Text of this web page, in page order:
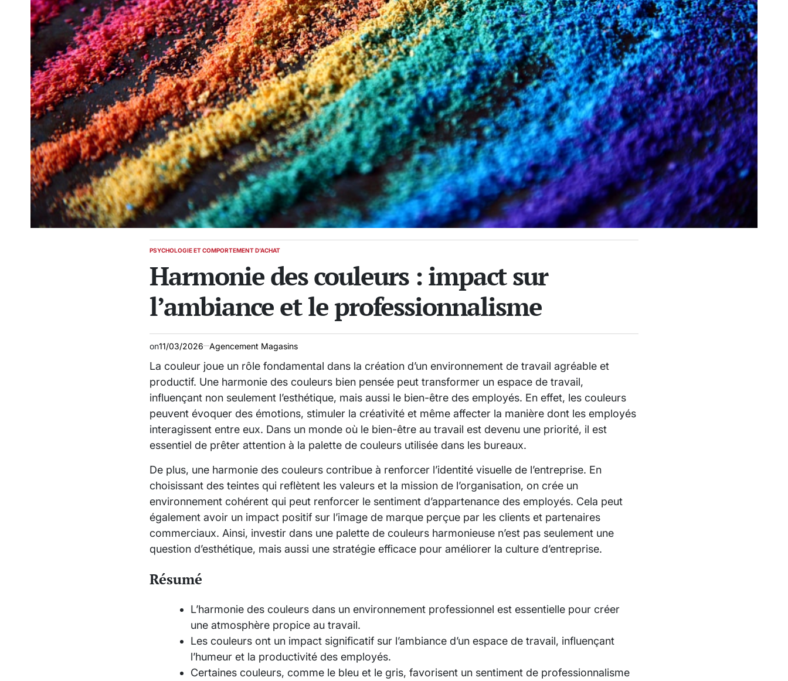
POSTED
PSYCHOLOGIE ET COMPORTEMENT D’ACHAT
Harmonie des couleurs : impact sur
l’ambiance et le professionnalisme
on11/03/2026 Agencement Magasins
La couleur joue un rôle fondamental dans la création d’un environnement de travail agréable et
productif. Une harmonie des couleurs bien pensée peut transformer un espace de travail,
influençant non seulement l’esthétique, mais aussi le bien-être des employés. En effet, les couleurs
peuvent évoquer des émotions, stimuler la créativité et même affecter la manière dont les employés
interagissent entre eux. Dans un monde où le bien-être au travail est devenu une priorité, il est
essentiel de prêter attention à la palette de couleurs utilisée dans les bureaux.
De plus, une harmonie des couleurs contribue à renforcer l’identité visuelle de l’entreprise. En
choisissant des teintes qui reflètent les valeurs et la mission de l’organisation, on crée un
environnement cohérent qui peut renforcer le sentiment d’appartenance des employés. Cela peut
également avoir un impact positif sur l’image de marque perçue par les clients et partenaires
commerciaux. Ainsi, investir dans une palette de couleurs harmonieuse n’est pas seulement une
question d’esthétique, mais aussi une stratégie efficace pour améliorer la culture d’entreprise.
Résumé
L’harmonie des couleurs dans un environnement professionnel est essentielle pour créer
une atmosphère propice au travail.
Les couleurs ont un impact significatif sur l’ambiance d’un espace de travail, influençant
l’humeur et la productivité des employés.
Certaines couleurs, comme le bleu et le gris, favorisent un sentiment de professionnalisme